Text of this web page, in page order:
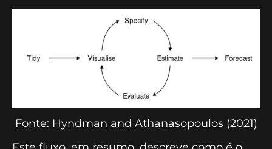
Fonte: Hyndman and Athanasopoulos (2021)